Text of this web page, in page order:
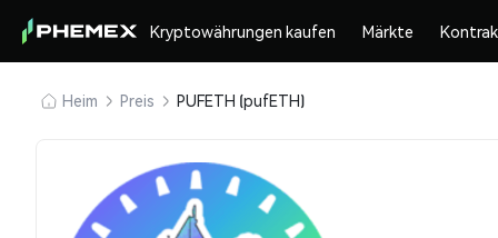
Kryptowährungen kaufen Märkte
Heim Preis PUFETH (pufETH)